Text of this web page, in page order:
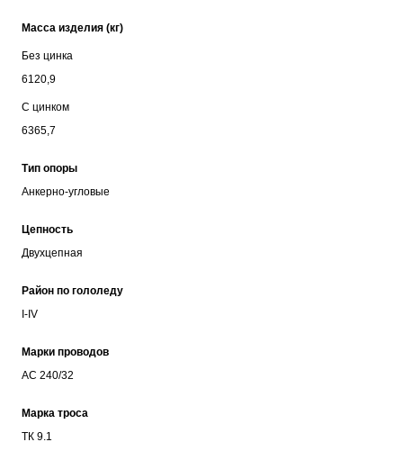
Масса изделия (кг)
Без цинка
6120,9
С цинком
6365,7
Тип опоры
Анкерно-угловые
Цепность
Двухцепная
Район по гололеду
I-IV
Марки проводов
АС 240/32
Марка троса
ТК 9.1